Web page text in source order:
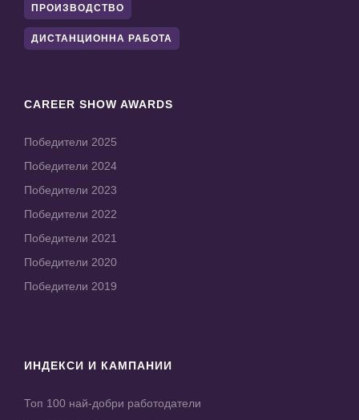
ПРОИЗВОДСТВО
ДИСТАНЦИОННА РАБОТА
CAREER SHOW AWARDS
Победители 2025
Победители 2024
Победители 2023
Победители 2022
Победители 2021
Победители 2020
Победители 2019
ИНДЕКСИ И КАМПАНИИ
Топ 100 най-добри работодатели